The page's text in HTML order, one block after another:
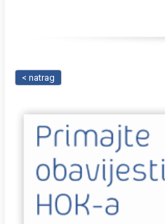
< natrag